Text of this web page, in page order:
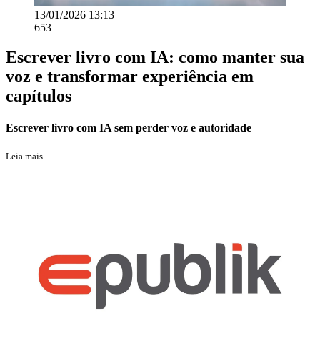
13/01/2026 13:13
653
Escrever livro com IA: como manter sua
voz e transformar experiência em
capítulos
Escrever livro com IA sem perder voz e autoridade
Leia mais